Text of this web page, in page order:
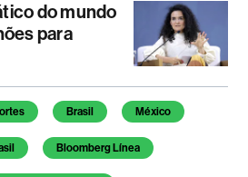
do mundo
para
Brasil México
Bloomberg Línea